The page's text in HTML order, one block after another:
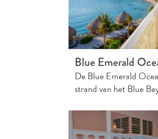
Blue Emerald
De Blue Emerald
strand van het Blue